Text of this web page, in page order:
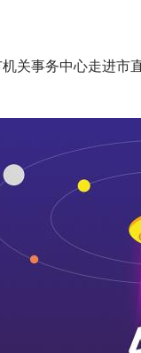
事务中心走进市直